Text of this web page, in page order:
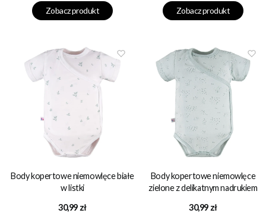
Zobacz produkt
Zobacz produkt
Body kopertowe niemowlęce białe
w listki
Cena
30,99 zł
Body kopertowe niemowlęce
zielone z delikatnym nadrukiem
Cena
30,99 zł